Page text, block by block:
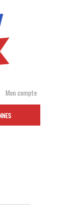
Mon compte